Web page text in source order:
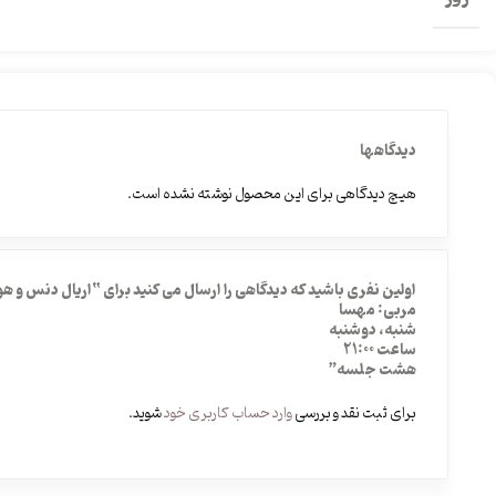
دیدگاهها
هیچ دیدگاهی برای این محصول نوشته نشده است.
اولین نفری باشید که دیدگاهی را ارسال می کنید برای “اریال دنس و
مربی: مهسا
شنبه، دوشنبه
ساعت 21:00
هشت جلسه”
برای ثبت نقد و بررسیوارد حساب کاربری خودشوید.